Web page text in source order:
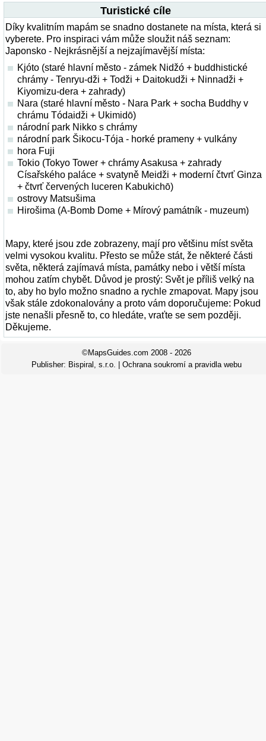
Turistické cíle
Díky kvalitním mapám se snadno dostanete na místa, která si
vyberete. Pro inspiraci vám může sloužit náš seznam:
Japonsko - Nejkrásnější a nejzajímavější místa:
Kjóto (staré hlavní město - zámek Nidžó + buddhistické
chrámy - Tenryu-dži + Todži + Daitokudži + Ninnadži +
Kiyomizu-dera + zahrady)
Nara (staré hlavní město - Nara Park + socha Buddhy v
chrámu Tódaidži + Ukimidō)
národní park Nikko s chrámy
národní park Šikocu-Tója - horké prameny + vulkány
hora Fuji
Tokio (Tokyo Tower + chrámy Asakusa + zahrady
Císařského paláce + svatyně Meidži + moderní čtvrť Ginza
+ čtvrť červených luceren Kabukichō)
ostrovy Matsušima
Hirošima (A-Bomb Dome + Mírový památník - muzeum)
Mapy, které jsou zde zobrazeny, mají pro většinu míst světa
velmi vysokou kvalitu. Přesto se může stát, že některé části
světa, některá zajímavá místa, památky nebo i větší místa
mohou zatím chybět. Důvod je prostý: Svět je příliš velký na
to, aby ho bylo možno snadno a rychle zmapovat. Mapy jsou
však stále zdokonalovány a proto vám doporučujeme: Pokud
jste nenašli přesně to, co hledáte, vraťte se sem později.
Děkujeme.
©MapsGuides.com 2008 - 2026
Publisher: Bispiral, s.r.o. Ochrana soukromí a pravidla webu